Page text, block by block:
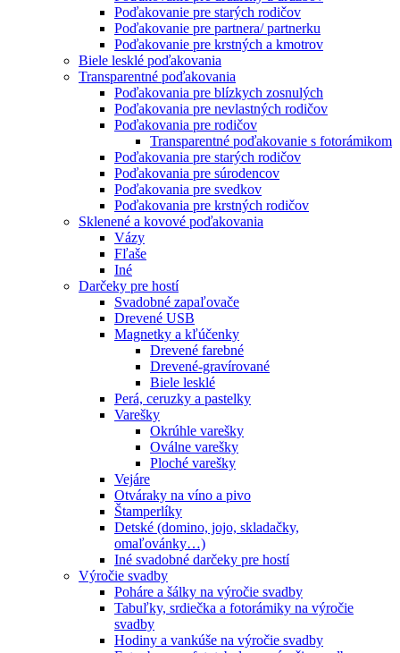
Poďakovanie pre starých rodičov
Poďakovanie pre partnera/ partnerku
Poďakovanie pre krstných a kmotrov
Biele lesklé poďakovania
Transparentné poďakovania
Poďakovania pre blízkych zosnulých
Poďakovania pre nevlastných rodičov
Poďakovania pre rodičov
Transparentné poďakovanie s fotorámikom
Poďakovania pre starých rodičov
Poďakovania pre súrodencov
Poďakovania pre svedkov
Poďakovania pre krstných rodičov
Sklenené a kovové poďakovania
Vázy
Fľaše
Iné
Darčeky pre hostí
Svadobné zapaľovače
Drevené USB
Magnetky a kľúčenky
Drevené farebné
Drevené-gravírované
Biele lesklé
Perá, ceruzky a pastelky
Varešky
Okrúhle varešky
Oválne varešky
Ploché varešky
Vejáre
Otváraky na víno a pivo
Štamperlíky
Detské (domino, jojo, skladačky,
omaľovánky…)
Iné svadobné darčeky pre hostí
Výročie svadby
Poháre a šálky na výročie svadby
Tabuľky, srdiečka a fotorámiky na výročie
svadby
Hodiny a vankúše na výročie svadby